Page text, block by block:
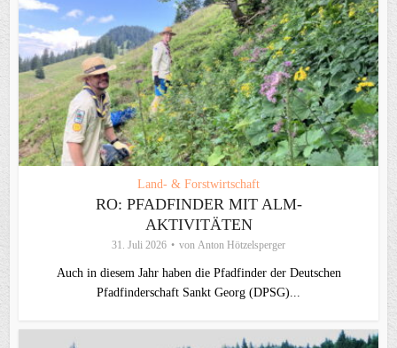
Land- & Forstwirtschaft
RO: PFADFINDER MIT ALM-
AKTIVITÄTEN
31. Juli 2026 von Anton Hötzelsperger
Auch in diesem Jahr haben die Pfadfinder der Deutschen
Pfadfinderschaft Sankt Georg (DPSG)...